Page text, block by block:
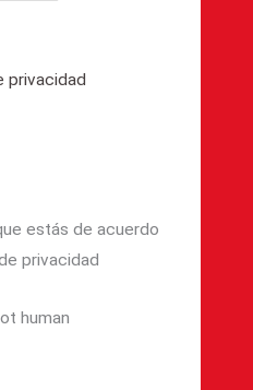
privacidad
estás de acuerdo
privacidad
human